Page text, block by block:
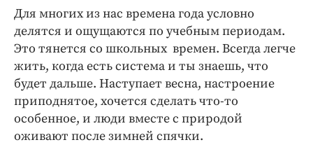
ПРОЕКТЫ
Блоги
Издания
Медиаперсона
Интересное чтиво
Клиника года
Бренд года
Для многих из нас времена года условно
делятся и ощущаются по учебным периодам.
Это тянется со школьных времен. Всегда легче
жить, когда есть система и ты знаешь, что
будет дальше. Наступает весна, настроение
приподнятое, хочется сделать что-то
особенное, и люди вместе с природой
оживают после зимней спячки.